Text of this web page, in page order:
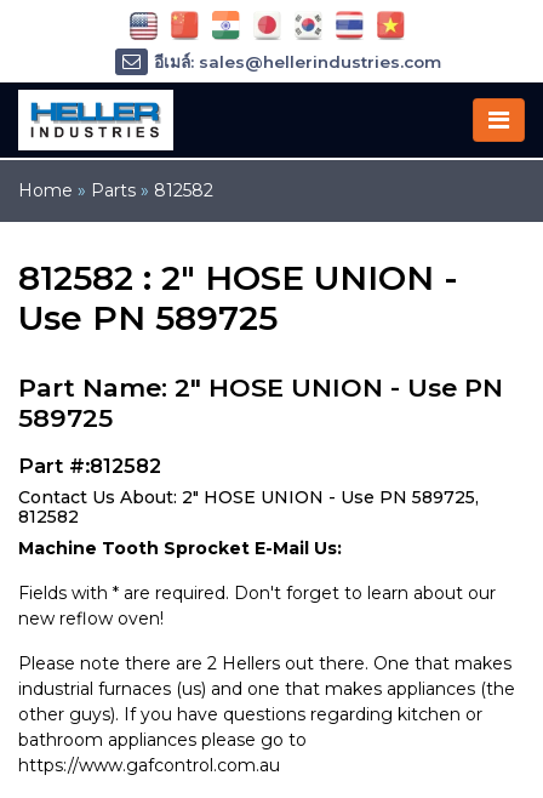
Home » Parts » 812582
812582 : 2" HOSE UNION -
Use PN 589725
Part Name: 2" HOSE UNION - Use PN
589725
Part #:812582
Contact Us About: 2" HOSE UNION - Use PN 589725,
812582
Machine Tooth Sprocket E-Mail Us:
Fields with * are required. Don't forget to learn about our
new reflow oven!
Please note there are 2 Hellers out there. One that makes
industrial furnaces (us) and one that makes appliances (the
other guys). If you have questions regarding kitchen or
bathroom appliances please go to
https://www.gafcontrol.com.au
อีเมล์: sales@hellerindustries.com
อีเมล์: service@hellerindustries.com
โทรศัพท์ :